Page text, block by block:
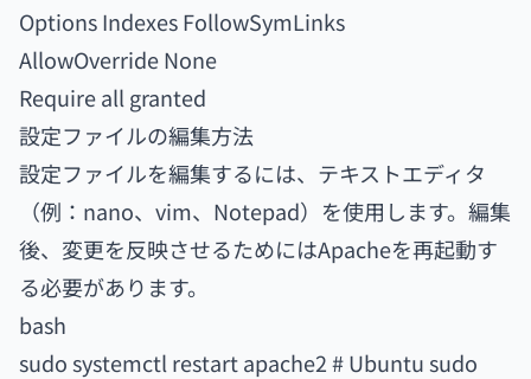
Options Indexes FollowSymLinks
AllowOverride None
Require all granted
設定ファイルの編集方法
設定ファイルを編集するには、テキストエディタ
（例：nano、vim、Notepad）を使用します。編集
後、変更を反映させるためにはApacheを再起動す
る必要があります。
bash
sudo systemctl restart apache2 # Ubuntu sudo